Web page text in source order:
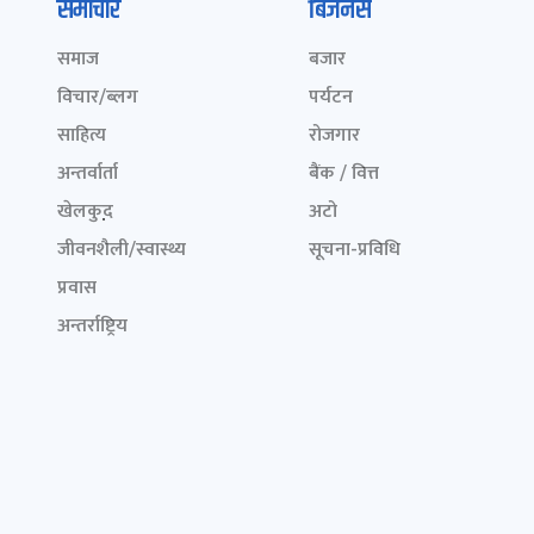
समाचार
समाज
विचार/ब्लग
साहित्य
अन्तर्वार्ता
खेलकुद़़
जीवनशैली/स्वास्थ्य
प्रवास
अन्तर्राष्ट्रिय
बिजनेस
बजार
पर्यटन
रोजगार
बैंक / वित्त
अटो
सूचना-प्रविधि